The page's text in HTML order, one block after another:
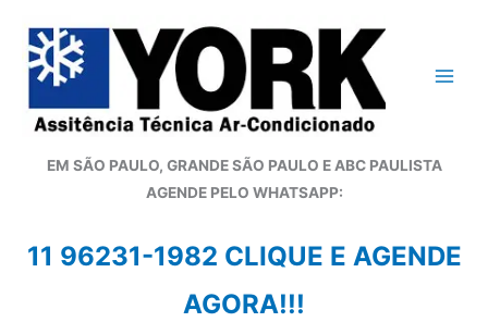
para
conteúdo
EM SÃO PAULO, GRANDE SÃO PAULO E ABC PAULISTA
AGENDE PELO WHATSAPP:
11 96231-1982 CLIQUE E AGENDE
AGORA!!!